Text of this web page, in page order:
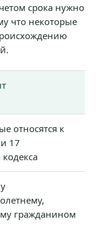
срока нужно
что некоторые
относятся к
17
гражданином